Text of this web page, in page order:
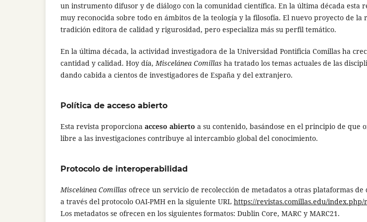
un instrumento difusor y de diálogo con la comunidad científica. En la última década esta
muy reconocida sobre todo en ámbitos de la teología y la filosofía. El nuevo proyecto de la
tradición editora de calidad y rigurosidad, pero especializa más su perfil temático.
En la última década, la actividad investigadora de la Universidad Pontificia Comillas ha
cantidad y calidad. Hoy día,Miscelánea Comillas ha tratado los temas actuales de las
dando cabida a cientos de investigadores de España y del extranjero.
Política de acceso abierto
Esta revista proporciona acceso abierto a su contenido, basándose en el principio de que
libre a las investigaciones contribuye al intercambio global del conocimiento.
Protocolo de interoperabilidad
Miscelánea Comillas ofrece un servicio de recolección de metadatos a otras plataformas
a través del protocolo OAI-PMH en la siguiente URL https://revistas.comillas.edu/index.php/
Los metadatos se ofrecen en los siguientes formatos: Dublin Core, MARC y MARC21.